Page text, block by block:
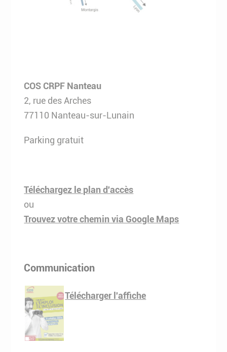
COS CRPF Nanteau
2, rue des Arches
77110 Nanteau-sur-Lunain
Parking gratuit
Téléchargez le plan d'accès
ou
Trouvez votre chemin via Google Maps
Communication
Télécharger l'affiche